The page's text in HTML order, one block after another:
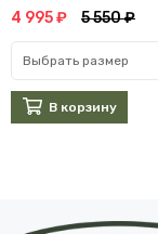
4 995 ₽ 5 550 ₽
Выбрать размер
В корзину